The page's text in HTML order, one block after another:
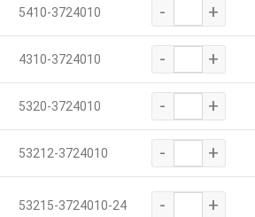
5410-3724010 - +
4310-3724010 - +
5320-3724010 - +
53212-3724010 - +
53215-3724010-24 - +